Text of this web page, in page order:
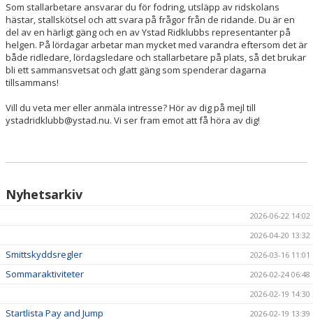
Som stallarbetare ansvarar du för fodring, utsläpp av ridskolans
hästar, stallskötsel och att svara på frågor från de ridande. Du är en
del av en härligt gäng och en av Ystad Ridklubbs representanter på
helgen. På lördagar arbetar man mycket med varandra eftersom det är
både ridledare, lördagsledare och stallarbetare på plats, så det brukar
bli ett sammansvetsat och glatt gäng som spenderar dagarna
tillsammans!
Vill du veta mer eller anmäla intresse? Hör av dig på mejl till
ystadridklubb@ystad.nu. Vi ser fram emot att få höra av dig!
Nyhetsarkiv
2026-06-22 14:02
2026-04-20 13:32
Smittskyddsregler 2026-03-16 11:01
Sommaraktiviteter
2026-02-24 06:48
2026-02-19 14:30
Startlista Pay and Jump 2026-02-19 13:39